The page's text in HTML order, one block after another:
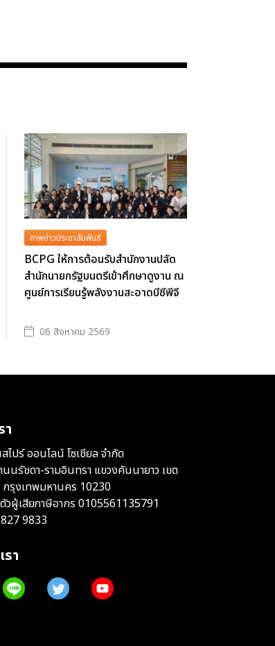
ภาพข่าวประชาสัมพันธ์
BCPG ให้การต้อนรับสำนักงานปลัด
สำนักนายกรัฐมนตรีเข้าศึกษาดูงาน ณ
ศูนย์การเรียนรู้พลังงานสะอาดบีซีพีจี
06 สิงหาคม 2569
า
ปร์ ออนไลน์ โซเชียล จำกัด
นรัชดา-รามอินทรา แขวงคันนายาว เขต
กรุงเทพมหานคร 10230
ตัวผู้เสียภาษีอากร 0105561135791
9833
า